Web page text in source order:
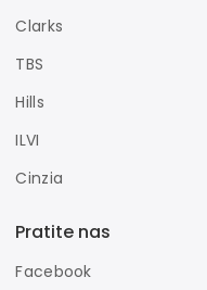
Clarks
TBS
Hills
ILVI
Cinzia
Pratite nas
Facebook